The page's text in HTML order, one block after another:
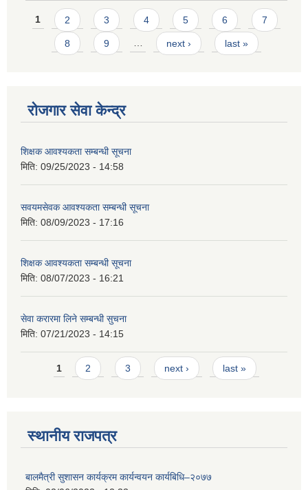
Pages
1 2 3 4 5 6 7
8 9 … next › last »
रोजगार सेवा केन्द्र
शिक्षक आवश्यकता सम्बन्धी सूचना
मिति: 09/25/2023 - 14:58
सवयमसेवक आवश्यकता सम्बन्धी सूचना
मिति: 08/09/2023 - 17:16
शिक्षक आवश्यकता सम्बन्धी सूचना
मिति: 08/07/2023 - 16:21
सेवा करारमा लिने सम्बन्धी सुचना
मिति: 07/21/2023 - 14:15
Pages
1 2 3 next › last »
स्थानीय राजपत्र
बालमैत्री सुशासन कार्यक्रम कार्यन्वयन कार्यबिधि–२०७७